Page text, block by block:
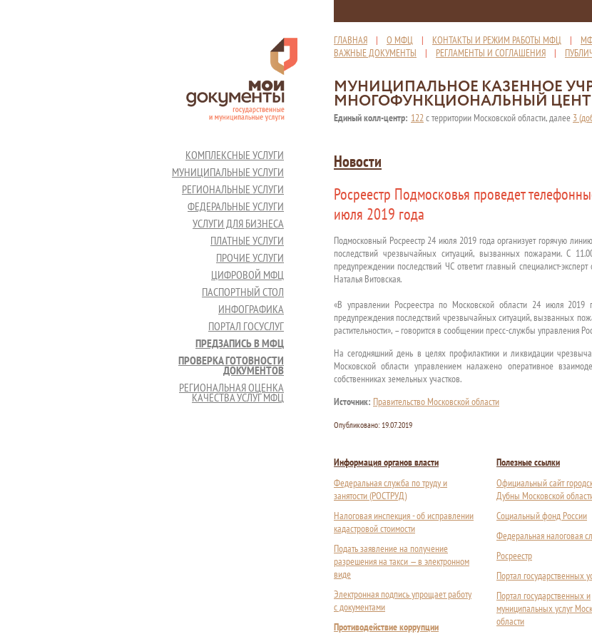
ГЛАВНАЯ | О МФЦ | КОНТАКТЫ И РЕЖИМ РАБОТЫ МФЦ |
ВАЖНЫЕ ДОКУМЕНТЫ | РЕГЛАМЕНТЫ И СОГЛАШЕНИЯ |
МУНИЦИПАЛЬНОЕ КАЗЕННОЕ
МНОГОФУНКЦИОНАЛЬНЫЙ
Единый колл-центр: 122с территории Московской области, далее 3
КОМПЛЕКСНЫЕ УСЛУГИ
МУНИЦИПАЛЬНЫЕ УСЛУГИ
РЕГИОНАЛЬНЫЕ УСЛУГИ
ФЕДЕРАЛЬНЫЕ УСЛУГИ
УСЛУГИ ДЛЯ БИЗНЕСА
ПЛАТНЫЕ УСЛУГИ
ПРОЧИЕ УСЛУГИ
ЦИФРОВОЙ МФЦ
ПАСПОРТНЫЙ СТОЛ
ИНФОГРАФИКА
ПОРТАЛ ГОСУСЛУГ
ПРЕДЗАПИСЬ В МФЦ
ПРОВЕРКА ГОТОВНОСТИ
ДОКУМЕНТОВ
РЕГИОНАЛЬНАЯ ОЦЕНКА
КАЧЕСТВА УСЛУГ МФЦ
Новости
Росреестр Подмосковья проведет
июля 2019 года
Подмосковный Росреестр 24 июля 2019 года организует горячую
последствий чрезвычайных ситуаций, вызванных пожарами. С
предупреждении последствий ЧС ответит главный специалист-
Наталья Витовская.
«В управлении Росреестра по Московской области 24 июля 2019
предупреждения последствий чрезвычайных ситуаций, вызванных
растительности», – говорится в сообщении пресс-службы управления
На сегодняшний день в целях профилактики и ликвидации
Московской области управлением налажено оперативное
собственниках земельных участков.
Источник: Правительство Московской области
Опубликовано: 19.07.2019
Информация органов власти
Федеральная служба по труду и
занятости (РОСТРУД)
Налоговая инспекция - об исправлении
кадастровой стоимости
Подать заявление на получение
разрешения на такси — в электронном
виде
Электронная подпись упрощает работу
с документами
Противодействие коррупции
Полезные ссылки
Официальный сайт
Дубны Московской
Социальный фонд России
Федеральная налоговая
Росреестр
Портал государственных
Портал государственных и
муниципальных услуг
области